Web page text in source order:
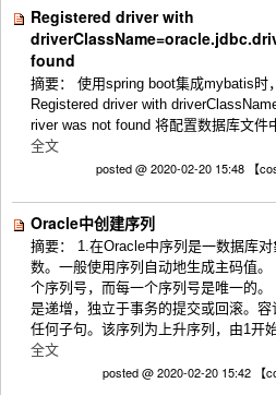
Registered driver with
found
摘要： 使用spring boot集成mybatis时
Registered driver with
river was not found 将配置数据库文件
全文
posted @ 2020-02-20 15:48 【
Oracle中创建序列
摘要： 1.在Oracle中序列是一数据库
数。一般使用序列自动地生成主码值
个序列号，而每一个序列号是唯一的
是递增，独立于事务的提交或回滚。
任何子句。该序列为上升序列，由1开
全文
posted @ 2020-02-20 15:42 【